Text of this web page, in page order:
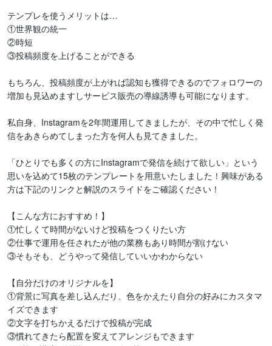
テンプレを使うメリットは…
①世界観の統一
②時短
③投稿頻度を上げることができる
もちろん、投稿頻度が上がれば認知も獲得できるのでフォロワーの
増加も見込めますしサービス販売の導線誘導も可能になります。
私自身、Instagramを2年間運用してきましたが、その中で忙しく発
信をあきらめてしまった方を何人も見てきました。
「ひとりでも多くの方にInstagramで発信を続けて欲しい」という
思いを込めて15枚のテンプレートを用意いたしました！興味がある
方は下記のリンクと解説のスライドをご確認ください！
【こんな方におすすめ！】
①忙しくて時間がないけど投稿をつくりたい方
②仕事で運用を任されたが他の業務もあり時間が割けない
③そもそも、どうやって発信していいかわからない
【自分だけのオリジナルを】
①背景に写真を差し込んだり、色をかえたり自分の好みにカスタマ
イズできます
②文字を打ちかえるだけで投稿が完成
③慣れてきたら配置を変えてアレンジもできます